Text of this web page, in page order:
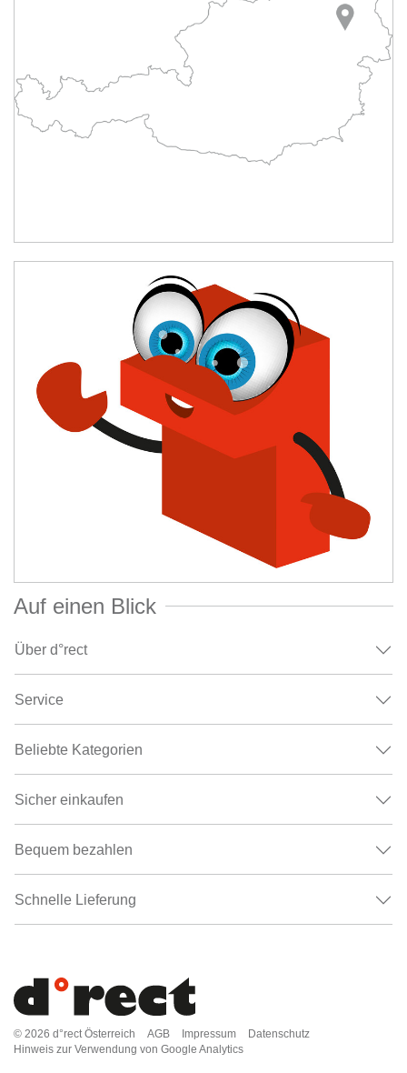
Auf einen Blick
Über d°rect
Service
Beliebte Kategorien
Sicher einkaufen
Bequem bezahlen
Schnelle Lieferung
© 2026 d°rect Österreich AGB Impressum
Datenschutz
Hinweis zur Verwendung von Google Analytics